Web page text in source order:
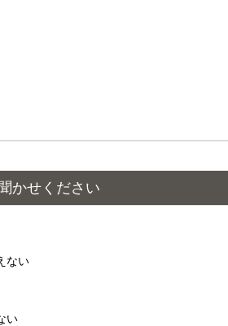
かせください
ない
い